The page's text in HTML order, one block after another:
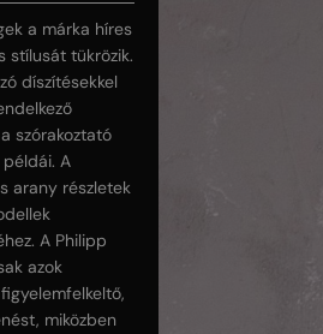
a márka híres
stílusát tükrözik.
díszítésekkel
szórakoztató
A
arany részletek
A Philipp
azok
miközben